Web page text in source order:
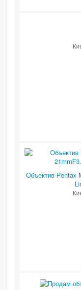
Объектив Pentax